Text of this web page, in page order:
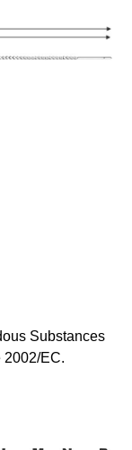
Substances
2002/EC.